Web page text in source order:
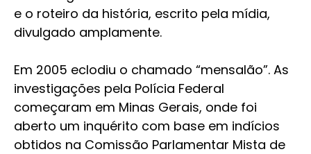
e o roteiro da história, escrito pela mídia,
divulgado amplamente.
Em 2005 eclodiu o chamado “mensalão”. As
investigações pela Polícia Federal
começaram em Minas Gerais, onde foi
aberto um inquérito com base em indícios
obtidos na Comissão Parlamentar Mista de